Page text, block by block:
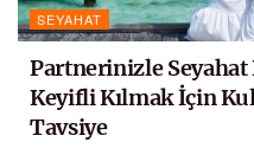
SEYAHAT
Partnerinizle
Keyifli Kılmak İçin
Tavsiye